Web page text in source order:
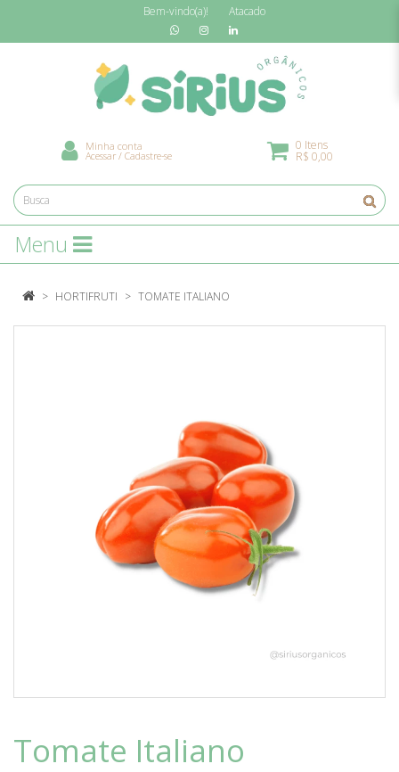
Bem-vindo(a)! Atacado
Minha conta
Acessar/ Cadastre-se
0 Itens
R$ 0,00
Menu
HORTIFRUTI TOMATE ITALIANO
Tomate Italiano